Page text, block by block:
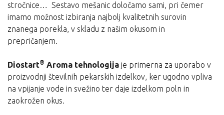
stročnice… Sestavo mešanic določamo sami, pri čemer
imamo možnost izbiranja najbolj kvalitetnih surovin
znanega porekla, v skladu z našim okusom in
prepričanjem.
Diostart® Aroma tehnologija je primerna za uporabo v
proizvodnji številnih pekarskih izdelkov, ker ugodno vpliva
na vpijanje vode in svežino ter daje izdelkom poln in
zaokrožen okus.